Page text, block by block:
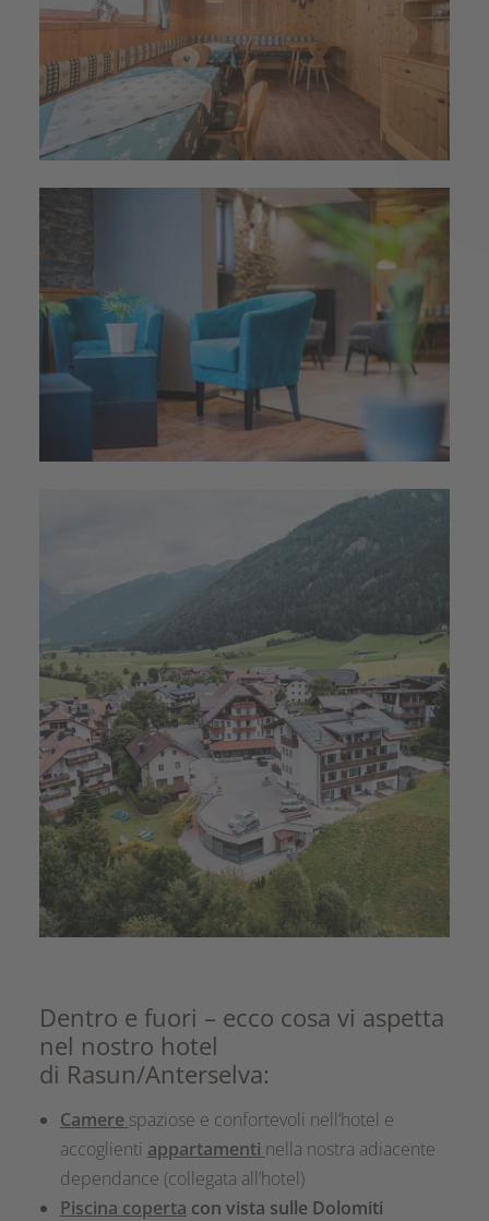
Dentro e fuori – ecco cosa vi aspetta
nel nostro hotel
di Rasun/Anterselva:
Camere spaziose e confortevoli nell’hotel e
accoglienti appartamenti nella nostra adiacente
dependance (collegata all’hotel)
Piscina coperta con vista sulle Dolomiti